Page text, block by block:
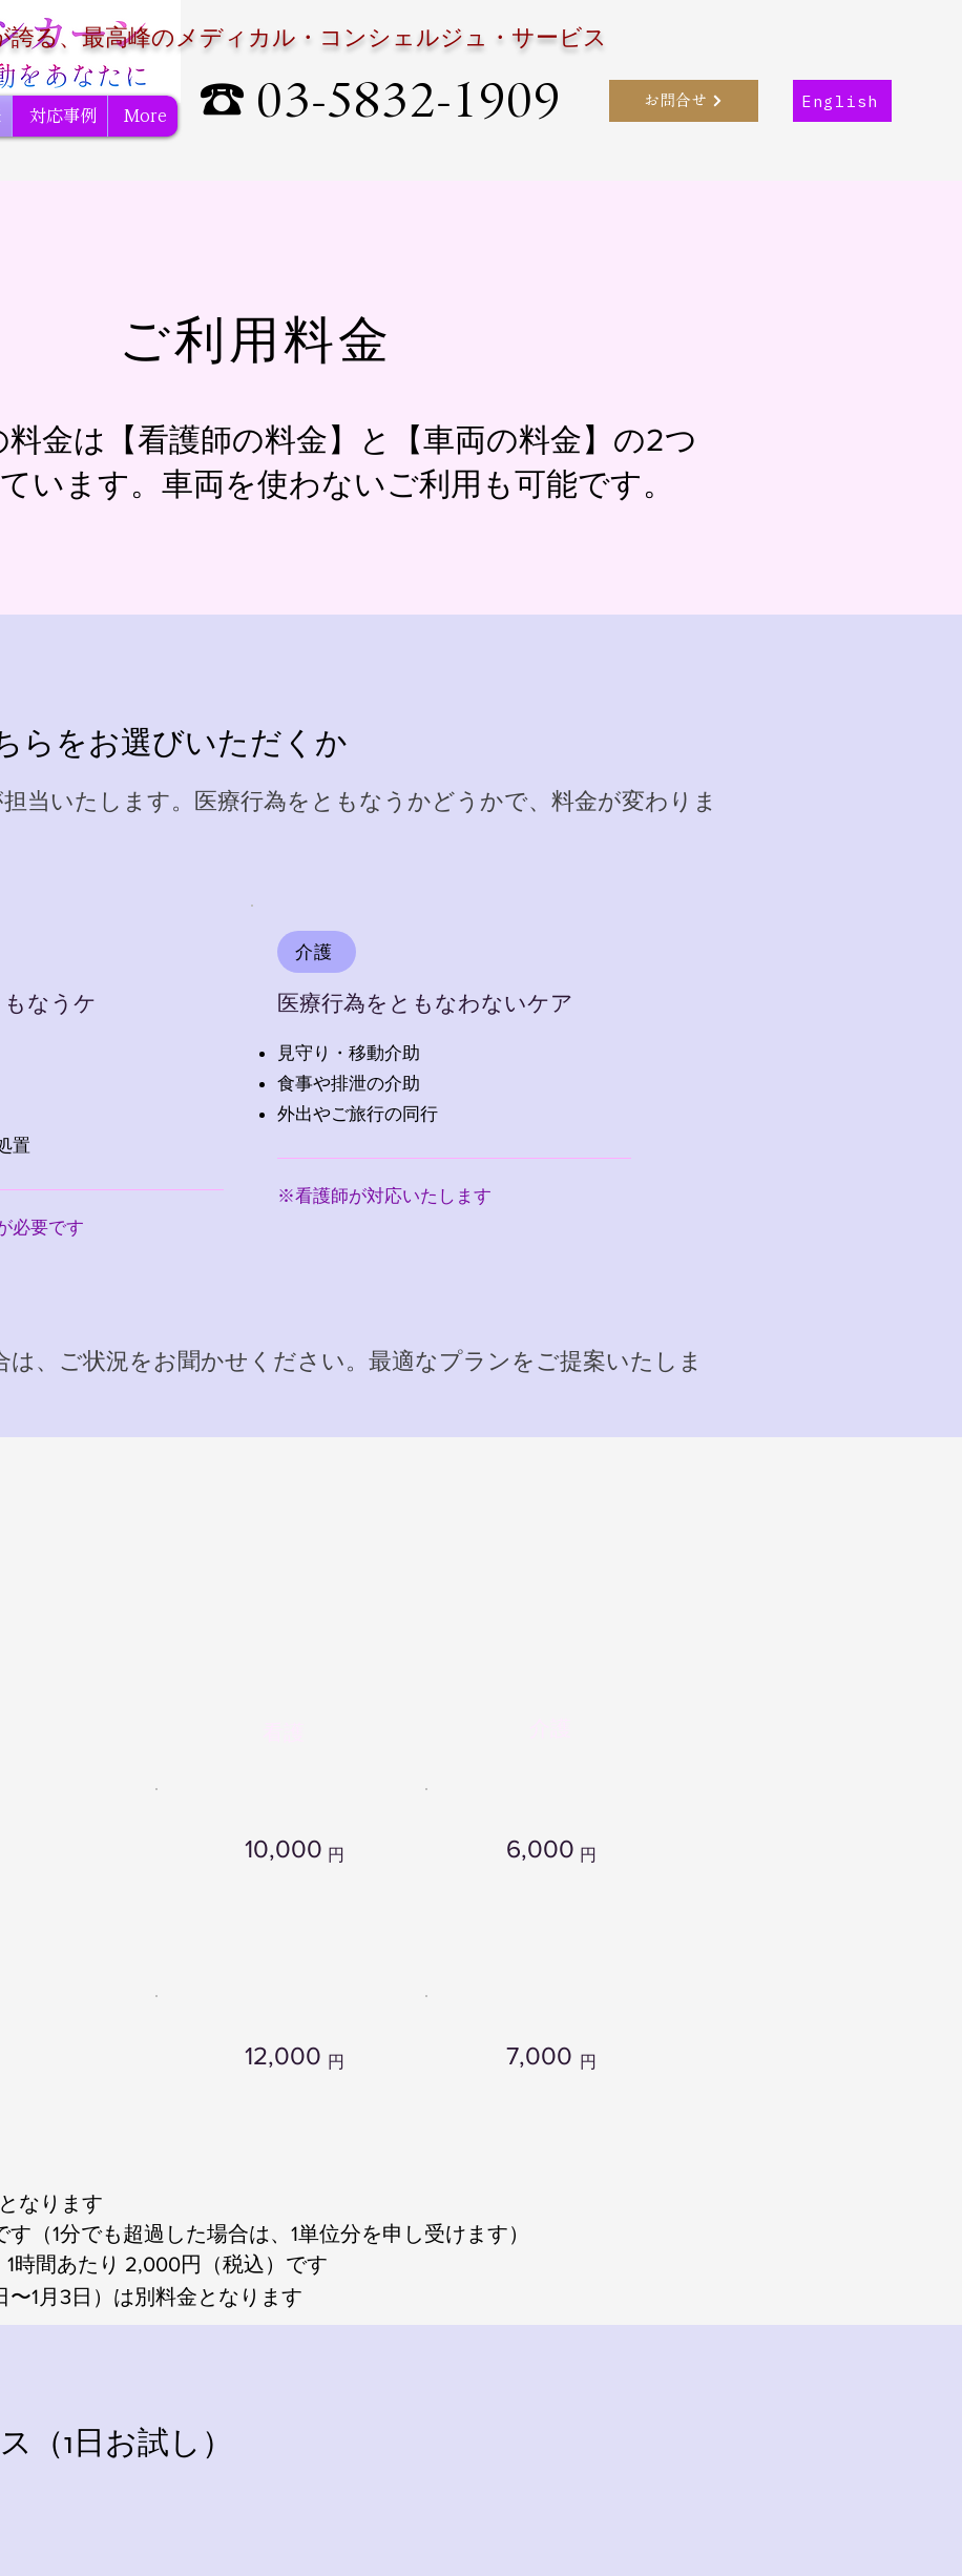
る、最高峰のメディカル・コンシェルジュ・サービス
☎ 03-5832-1909
対応事例 More
お問合せ English
ご利用料金
料金は【看護師の料金】と【車両の料金】の2つ
います。車両を使わないご利用も可能です。
らをお選びいただくか
当いたします。医療行為をともなうかどうかで、料金が変わりま
なうケ
置
必要です
介護
医療行為をともなわないケア
見守り・移動介助
食事や排泄の介助
外出やご旅行の同行
※看護師が対応いたします
は、ご状況をお聞かせください。最適なプランをご提案いたしま
10,000 円 6,000 円
12,000 円 7,000 円
なります
（1分でも超過した場合は、1単位分を申し受けます）
時間あたり 2,000円（税込）です
〜1月3日）は別料金となります
（1日お試し）